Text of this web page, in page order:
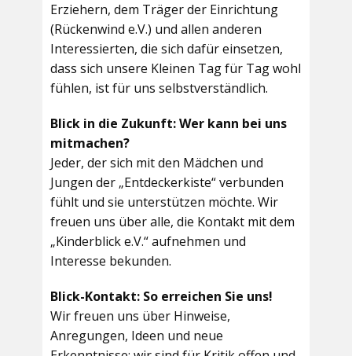
Erziehern, dem Träger der Einrichtung
(Rückenwind e.V.) und allen anderen
Interessierten, die sich dafür einsetzen,
dass sich unsere Kleinen Tag für Tag wohl
fühlen, ist für uns selbstverständlich.
Blick in die Zukunft: Wer kann bei uns
mitmachen?
Jeder, der sich mit den Mädchen und
Jungen der „Entdeckerkiste“ verbunden
fühlt und sie unterstützen möchte. Wir
freuen uns über alle, die Kontakt mit dem
„Kinderblick e.V.“ aufnehmen und
Interesse bekunden.
Blick-Kontakt: So erreichen Sie uns!
Wir freuen uns über Hinweise,
Anregungen, Ideen und neue